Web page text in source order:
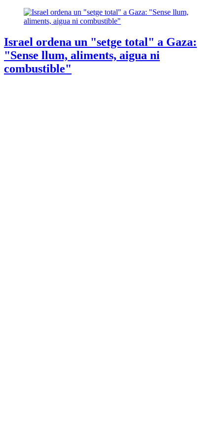
Israel ordena un "setge total" a Gaza:
"Sense llum, aliments, aigua ni
combustible"